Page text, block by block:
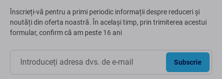
Înscrieți-vă pentru a primi periodic informații despre reduceri și
noutăți din oferta noastră. În același timp, prin trimiterea acestui
formular, confirm că am peste 16 ani
Subscrie